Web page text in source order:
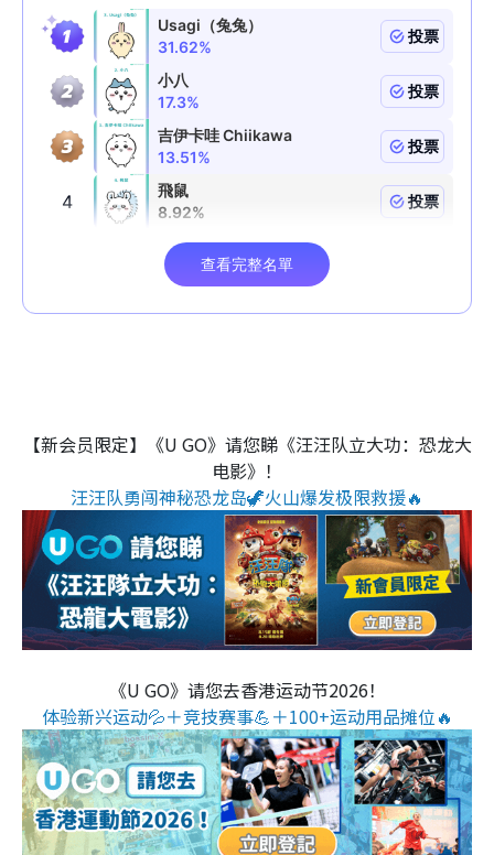
【新会员限定】《U GO》请您睇《汪汪队立大功：恐龙大
电影》！
汪汪队勇闯神秘恐龙岛🦖火山爆发极限救援🔥
《U GO》请您去香港运动节2026！
体验新兴运动💦＋竞技赛事💪＋100+运动用品摊位🔥